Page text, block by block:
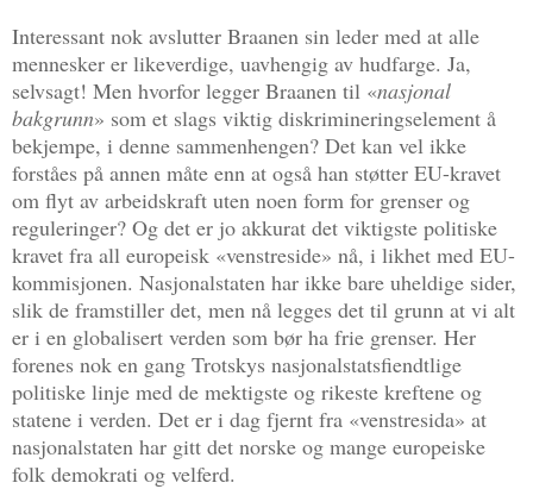
Interessant nok avslutter Braanen sin leder med at alle
mennesker er likeverdige, uavhengig av hudfarge. Ja,
selvsagt! Men hvorfor legger Braanen til «nasjonal
bakgrunn» som et slags viktig diskrimineringselement å
bekjempe, i denne sammenhengen? Det kan vel ikke
forståes på annen måte enn at også han støtter EU-kravet
om flyt av arbeidskraft uten noen form for grenser og
reguleringer? Og det er jo akkurat det viktigste politiske
kravet fra all europeisk «venstreside» nå, i likhet med EU-
kommisjonen. Nasjonalstaten har ikke bare uheldige sider,
slik de framstiller det, men nå legges det til grunn at vi alt
er i en globalisert verden som bør ha frie grenser. Her
forenes nok en gang Trotskys nasjonalstatsfiendtlige
politiske linje med de mektigste og rikeste kreftene og
statene i verden. Det er i dag fjernt fra «venstresida» at
nasjonalstaten har gitt det norske og mange europeiske
folk demokrati og velferd.